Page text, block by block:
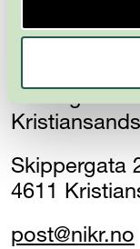
Skippergata
4611
post@nikr.no